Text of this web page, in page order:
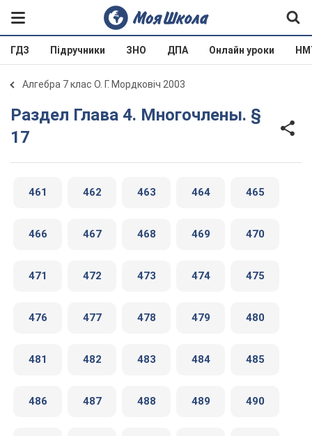
ГДЗ Підручники ЗНО ДПА Онлайн уроки
Алгебра 7 клас О. Г. Мордковіч 2003
Раздел Глава 4. Многочлены. §
17
461 462 463 464 465
466 467 468 469 470
471 472 473 474 475
476 477 478 479 480
481 482 483 484 485
486 487 488 489 490